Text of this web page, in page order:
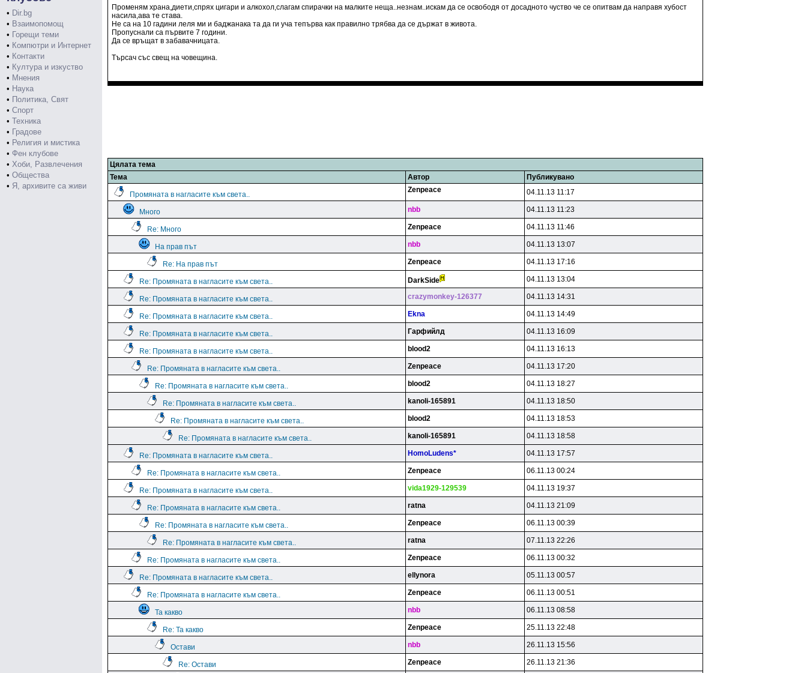
• Dir.bg
• Взаимопомощ
• Горещи теми
• Компютри и Интернет
• Контакти
• Култура и изкуство
• Мнения
• Наука
• Политика, Свят
• Спорт
• Техника
• Градове
• Религия и мистика
• Фен клубове
• Хоби, Развлечения
• Общества
• Я, архивите са живи
Променям храна,диети,спрях цигари и алкохол,слагам спирачки на малките неща..незнам..искам да се освободя от досадното чуство че се опитвам да направя хубост
насила,ава те става.
Не са на 10 гадини леля ми и баджанака та да ги уча тепърва как правилно трябва да се държат в живота.
Пропуснали са първите 7 години.
Да се връщат в забавачницата.
Търсач със свещ на човещина.
Цялата тема
Тема
Автор Публикувано
Промяната в нагласите към света..
Zenpeace 04.11.13 11:17
Много nbb 04.11.13 11:23
Re: Много Zenpeace 04.11.13 11:46
На прав път nbb 04.11.13 13:07
Re: На прав път Zenpeace 04.11.13 17:16
Re: Промяната в нагласите към света.. DarkSide 04.11.13 13:04
Re: Промяната в нагласите към света.. crazymonkey-126377 04.11.13 14:31
Re: Промяната в нагласите към света.. Ekna 04.11.13 14:49
Re: Промяната в нагласите към света.. Гарфийлд 04.11.13 16:09
Re: Промяната в нагласите към света.. blood2 04.11.13 16:13
Re: Промяната в нагласите към света.. Zenpeace 04.11.13 17:20
Re: Промяната в нагласите към света.. blood2 04.11.13 18:27
Re: Промяната в нагласите към света.. kanoli-165891 04.11.13 18:50
Re: Промяната в нагласите към света.. blood2 04.11.13 18:53
Re: Промяната в нагласите към света.. kanoli-165891 04.11.13 18:58
Re: Промяната в нагласите към света.. HomoLudens* 04.11.13 17:57
Re: Промяната в нагласите към света.. Zenpeace 06.11.13 00:24
Re: Промяната в нагласите към света.. vida1929-129539 04.11.13 19:37
Re: Промяната в нагласите към света.. ratna 04.11.13 21:09
Re: Промяната в нагласите към света.. Zenpeace 06.11.13 00:39
Re: Промяната в нагласите към света.. ratna 07.11.13 22:26
Re: Промяната в нагласите към света.. Zenpeace 06.11.13 00:32
Re: Промяната в нагласите към света.. ellynora 05.11.13 00:57
Re: Промяната в нагласите към света.. Zenpeace 06.11.13 00:51
Та какво nbb 06.11.13 08:58
Re: Та какво Zenpeace 25.11.13 22:48
Остави nbb 26.11.13 15:56
Re: Остави Zenpeace 26.11.13 21:36